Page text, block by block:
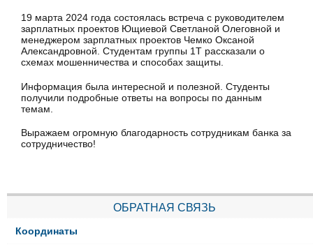
19 марта 2024 года состоялась встреча с руководителем
зарплатных проектов Ющиевой Светланой Олеговной и
менеджером зарплатных проектов Чемко Оксаной
Александровной. Студентам группы 1Т рассказали о
схемах мошенничества и способах защиты.
Информация была интересной и полезной. Студенты
получили подробные ответы на вопросы по данным
темам.
Выражаем огромную благодарность сотрудникам банка за
сотрудничество!
ОБРАТНАЯ СВЯЗЬ
Координаты